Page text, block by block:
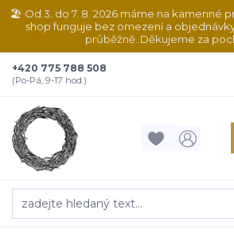
🏖️ Od 3. do 7. 8. 2026 máme na kamenné
shop funguje bez omezení a
průběžně. Děkujeme za
+420 775 788 508
(Po-Pá, 9-17 hod.)